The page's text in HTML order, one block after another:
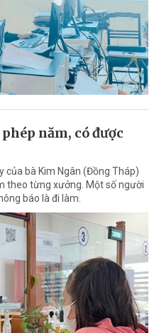
năm, có được
của bà Kim Ngân (Đồng Tháp)
theo từng xưởng. Một số người
báo là đi làm.